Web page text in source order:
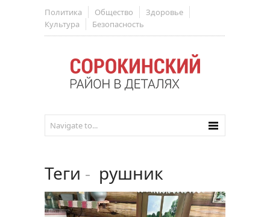
Политика Общество
Здоровье
Культура
Безопасность
Теги - рушник